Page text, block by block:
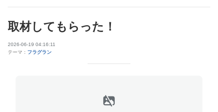
取材してもらった！
2026-06-19 04:16:11
テーマ： フラグラン